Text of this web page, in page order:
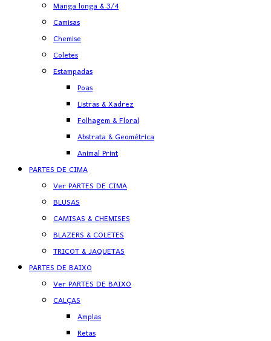
Manga longa & 3/4
Camisas
Chemise
Coletes
Estampadas
Poas
Listras & Xadrez
Folhagem & Floral
Abstrata & Geométrica
Animal Print
PARTES DE CIMA
Ver PARTES DE CIMA
BLUSAS
CAMISAS & CHEMISES
BLAZERS & COLETES
TRICOT & JAQUETAS
PARTES DE BAIXO
Ver PARTES DE BAIXO
CALÇAS
Amplas
Retas